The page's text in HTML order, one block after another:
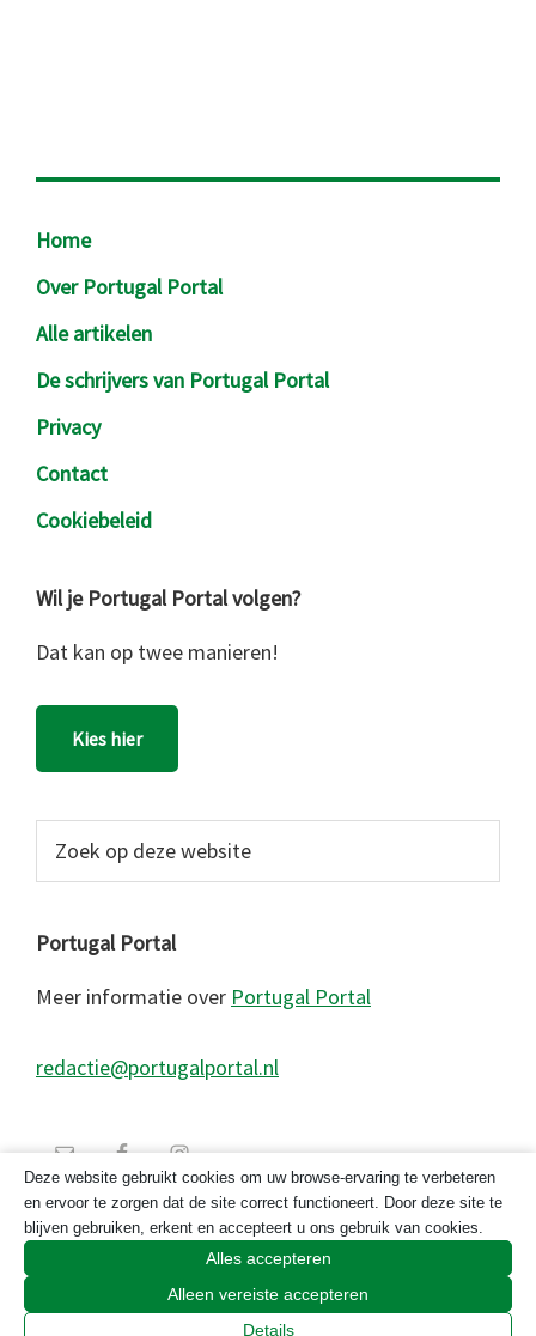
Footer
Home
Over Portugal Portal
Alle artikelen
De schrijvers van Portugal Portal
Privacy
Contact
Cookiebeleid
Wil je Portugal Portal volgen?
Dat kan op twee manieren!
Kies hier
website
Portugal Portal
Meer informatie over Portugal Portal
redactie@portugalportal.nl
© 2026 Copyright Portugal Portal 2023
Deze website gebruikt cookies om uw browse-ervaring te verbeteren
en ervoor te zorgen dat de site correct functioneert. Door deze site te
blijven gebruiken, erkent en accepteert u ons gebruik van cookies.
Alles accepteren
Alleen vereiste accepteren
Details